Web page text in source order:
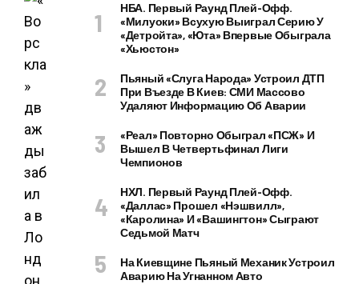
НБА. Первый Раунд Плей-Офф.
«Милуоки» Всухую Выиграл Серию У
«Детройта», «Юта» Впервые Обыграла
«Хьюстон»
Пьяный «слуга Народа» Устроил ДТП
При Въезде В Киев: СМИ Массово
Удаляют Информацию Об Аварии
«Реал» Повторно Обыграл «ПСЖ» И
Вышел В Четвертьфинал Лиги
Чемпионов
НХЛ. Первый Раунд Плей-Офф.
«Даллас» Прошел «Нэшвилл»,
«Каролина» И «Вашингтон» Сыграют
Седьмой Матч
На Киевщине Пьяный Механик Устроил
Аварию На Угнанном Авто